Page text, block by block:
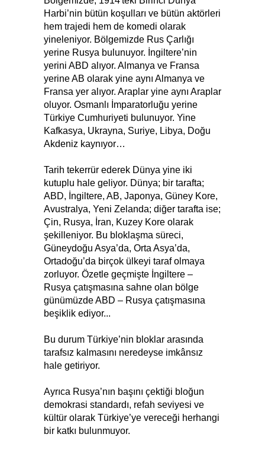
Harbi’nin bütün koşulları ve bütün aktörleri
hem trajedi hem de komedi olarak
yineleniyor. Bölgemizde Rus Çarlığı
yerine Rusya bulunuyor. İngiltere’nin
yerini ABD alıyor. Almanya ve Fransa
yerine AB olarak yine aynı Almanya ve
Fransa yer alıyor. Araplar yine aynı Araplar
oluyor. Osmanlı İmparatorluğu yerine
Türkiye Cumhuriyeti bulunuyor. Yine
Kafkasya, Ukrayna, Suriye, Libya, Doğu
Akdeniz kaynıyor…
Tarih tekerrür ederek Dünya yine iki
kutuplu hale geliyor. Dünya; bir tarafta;
ABD, İngiltere, AB, Japonya, Güney Kore,
Avustralya, Yeni Zelanda; diğer tarafta ise;
Çin, Rusya, İran, Kuzey Kore olarak
şekilleniyor. Bu bloklaşma süreci,
Güneydoğu Asya’da, Orta Asya’da,
Ortadoğu’da birçok ülkeyi taraf olmaya
zorluyor. Özetle geçmişte İngiltere –
Rusya çatışmasına sahne olan bölge
günümüzde ABD – Rusya çatışmasına
beşiklik ediyor...
Bu durum Türkiye’nin bloklar arasında
tarafsız kalmasını neredeyse imkânsız
hale getiriyor.
Ayrıca Rusya’nın başını çektiği bloğun
demokrasi standardı, refah seviyesi ve
kültür olarak Türkiye’ye vereceği herhangi
bir katkı bulunmuyor.